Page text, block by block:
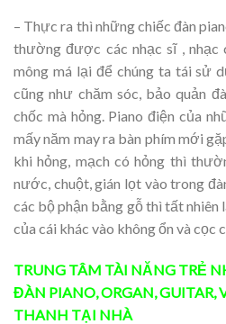
– Thực ra thì những chiếc đàn
thường được các nhạc sĩ , nhạc
mông má lại để chúng ta tái sử
cũng như chăm sóc, bảo quản
chốc mà hỏng. Piano điện của
mấy năm may ra bàn phím mới
khi hỏng, mạch có hỏng thì
nước, chuột, gián lọt vào trong
các bộ phận bằng gỗ thì tất nhiên
của cái khác vào không ổn và cọc
TRUNG TÂM TÀI NĂNG TRẺ
ĐÀN PIANO,ORGAN,GUITAR,
THANH TẠI NHÀ